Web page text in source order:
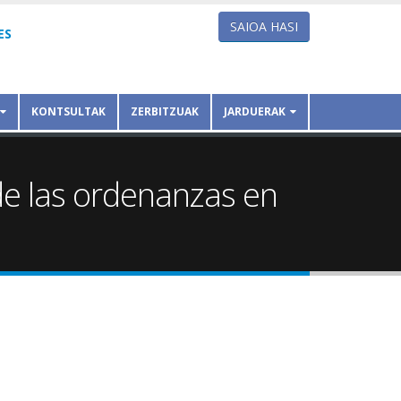
SAIOA HASI
KONTSULTAK ZERBITZUAK JARDUERAK
las ordenanzas en